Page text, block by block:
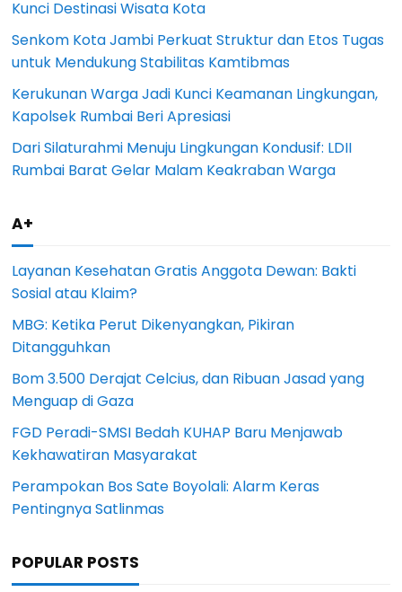
Kunci Destinasi Wisata Kota
Senkom Kota Jambi Perkuat Struktur dan Etos Tugas
untuk Mendukung Stabilitas Kamtibmas
Kerukunan Warga Jadi Kunci Keamanan Lingkungan,
Kapolsek Rumbai Beri Apresiasi
Dari Silaturahmi Menuju Lingkungan Kondusif: LDII
Rumbai Barat Gelar Malam Keakraban Warga
A+
Layanan Kesehatan Gratis Anggota Dewan: Bakti
Sosial atau Klaim?
MBG: Ketika Perut Dikenyangkan, Pikiran
Ditangguhkan
Bom 3.500 Derajat Celcius, dan Ribuan Jasad yang
Menguap di Gaza
FGD Peradi-SMSI Bedah KUHAP Baru Menjawab
Kekhawatiran Masyarakat
Perampokan Bos Sate Boyolali: Alarm Keras
Pentingnya Satlinmas
POPULAR POSTS